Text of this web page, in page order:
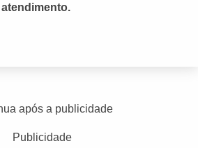
após a publicidade
Publicidade